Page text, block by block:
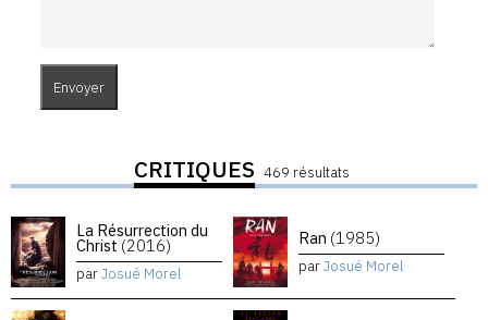
CRITIQUES 469 résultats
La Résurrection du
Christ (2016)
parJosué Morel
Ran (1985)
parJosué Morel